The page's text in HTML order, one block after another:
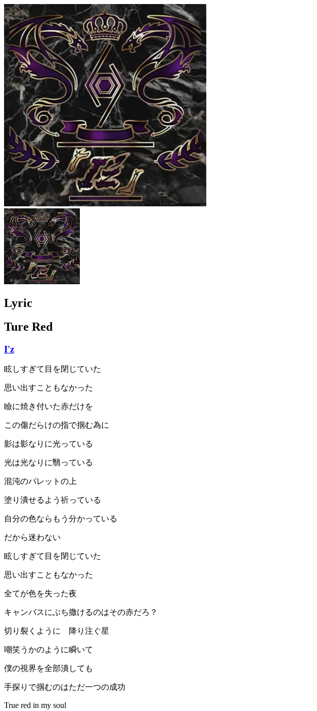
Lyric
Ture Red
I'z
眩しすぎて目を閉じていた
思い出すこともなかった
瞼に焼き付いた赤だけを
この傷だらけの指で掴む為に
影は影なりに光っている
光は光なりに翳っている
混沌のパレットの上
塗り潰せるよう祈っている
自分の色ならもう分かっている
だから迷わない
眩しすぎて目を閉じていた
思い出すこともなかった
全てが色を失った夜
キャンバスにぶち撒けるのはその赤だろ？
切り裂くように 降り注ぐ星
嘲笑うかのように瞬いて
僕の視界を全部潰しても
手探りで掴むのはただ一つの成功
True red in my soul